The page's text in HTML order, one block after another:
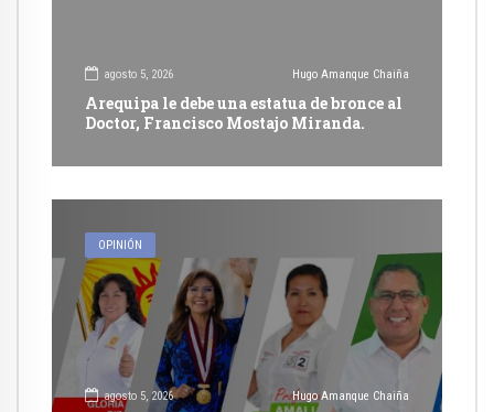
agosto 5, 2026 Hugo Amanque Chaiña
Arequipa le debe una estatua de bronce al
Doctor, Francisco Mostajo Miranda.
OPINIÓN
agosto 5, 2026 Hugo Amanque Chaiña